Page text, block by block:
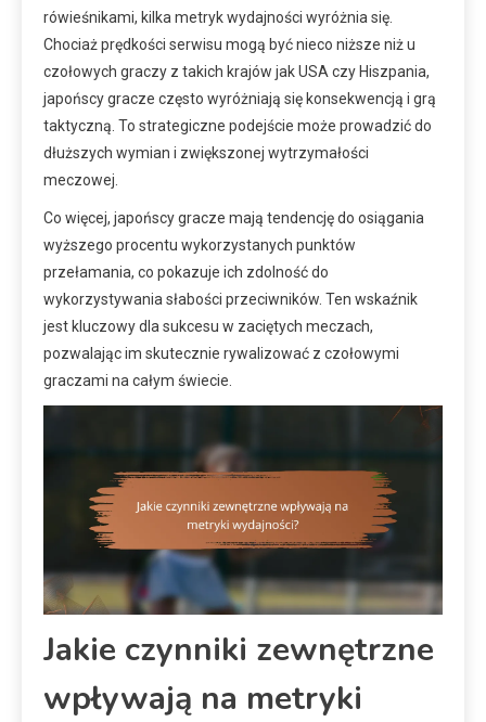
rówieśnikami, kilka metryk wydajności wyróżnia się.
Chociaż prędkości serwisu mogą być nieco niższe niż u
czołowych graczy z takich krajów jak USA czy Hiszpania,
japońscy gracze często wyróżniają się konsekwencją i grą
taktyczną. To strategiczne podejście może prowadzić do
dłuższych wymian i zwiększonej wytrzymałości
meczowej.
Co więcej, japońscy gracze mają tendencję do osiągania
wyższego procentu wykorzystanych punktów
przełamania, co pokazuje ich zdolność do
wykorzystywania słabości przeciwników. Ten wskaźnik
jest kluczowy dla sukcesu w zaciętych meczach,
pozwalając im skutecznie rywalizować z czołowymi
graczami na całym świecie.
Jakie czynniki zewnętrzne
wpływają na metryki